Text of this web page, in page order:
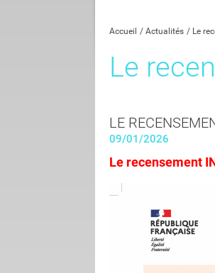
Accueil Actualités Le
Le
LE
09/01/2026
Le recensement